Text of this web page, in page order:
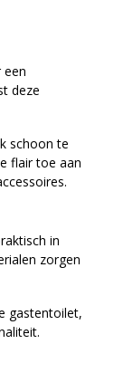
een
deze
schoon te
flair toe aan
in
zorgen
gastentoilet,